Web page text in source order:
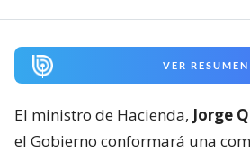
VER RESUMEN
El ministro de Hacienda, Jorge
el Gobierno conformará una